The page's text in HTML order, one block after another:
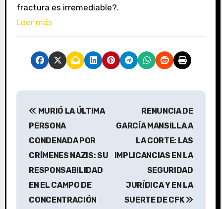
fractura es irremediable?.
Leer más
N
MURIÓ LA ÚLTIMA
PERSONA
CONDENADA POR
CRÍMENES NAZIS: SU
RESPONSABILIDAD
EN EL CAMPO DE
CONCENTRACIÓN
RENUNCIA DE
GARCÍA MANSILLA A
LA CORTE: LAS
IMPLICANCIAS EN LA
SEGURIDAD
JURÍDICA Y EN LA
SUERTE DE CFK